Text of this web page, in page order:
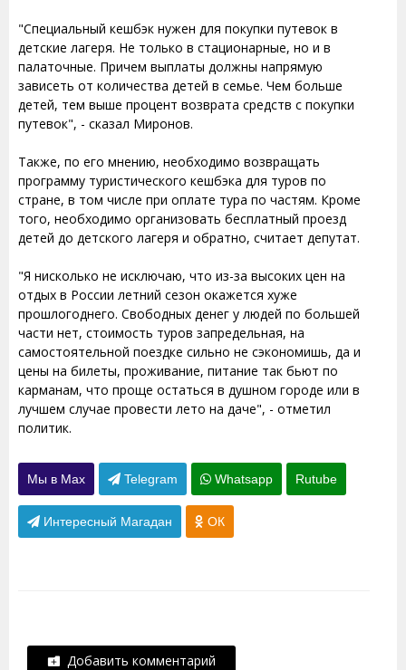
"Специальный кешбэк нужен для покупки путевок в
детские лагеря. Не только в стационарные, но и в
палаточные. Причем выплаты должны напрямую
зависеть от количества детей в семье. Чем больше
детей, тем выше процент возврата средств с покупки
путевок", - сказал Миронов.
Также, по его мнению, необходимо возвращать
программу туристического кешбэка для туров по
стране, в том числе при оплате тура по частям. Кроме
того, необходимо организовать бесплатный проезд
детей до детского лагеря и обратно, считает депутат.
"Я нисколько не исключаю, что из-за высоких цен на
отдых в России летний сезон окажется хуже
прошлогоднего. Свободных денег у людей по большей
части нет, стоимость туров запредельная, на
самостоятельной поездке сильно не сэкономишь, да и
цены на билеты, проживание, питание так бьют по
карманам, что проще остаться в душном городе или в
лучшем случае провести лето на даче", - отметил
политик.
Мы в Max Telegram Whatsapp Rutube
Интересный Магадан ОК
Добавить комментарий